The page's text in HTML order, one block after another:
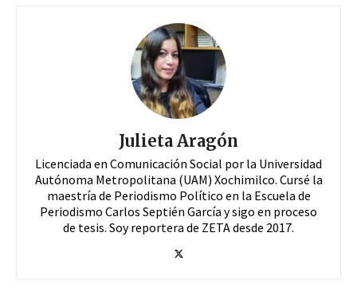
Julieta Aragón
Licenciada en Comunicación Social por la Universidad
Autónoma Metropolitana (UAM) Xochimilco. Cursé la
maestría de Periodismo Político en la Escuela de
Periodismo Carlos Septién García y sigo en proceso
de tesis. Soy reportera de ZETA desde 2017.